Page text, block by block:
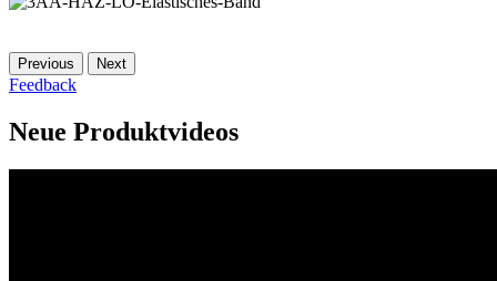
Previous Next
Feedback
Neue Produktvideos